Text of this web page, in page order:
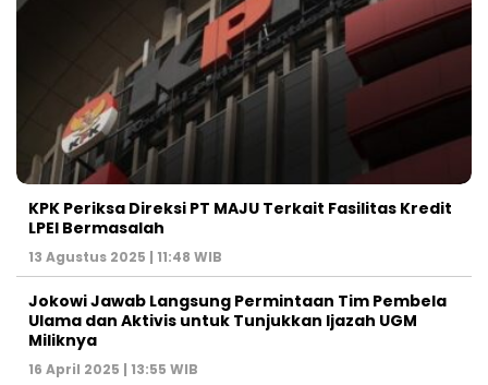
KPK Periksa Direksi PT MAJU Terkait Fasilitas Kredit
LPEI Bermasalah
13 Agustus 2025 | 11:48 WIB
Jokowi Jawab Langsung Permintaan Tim Pembela
Ulama dan Aktivis untuk Tunjukkan Ijazah UGM
Miliknya
16 April 2025 | 13:55 WIB